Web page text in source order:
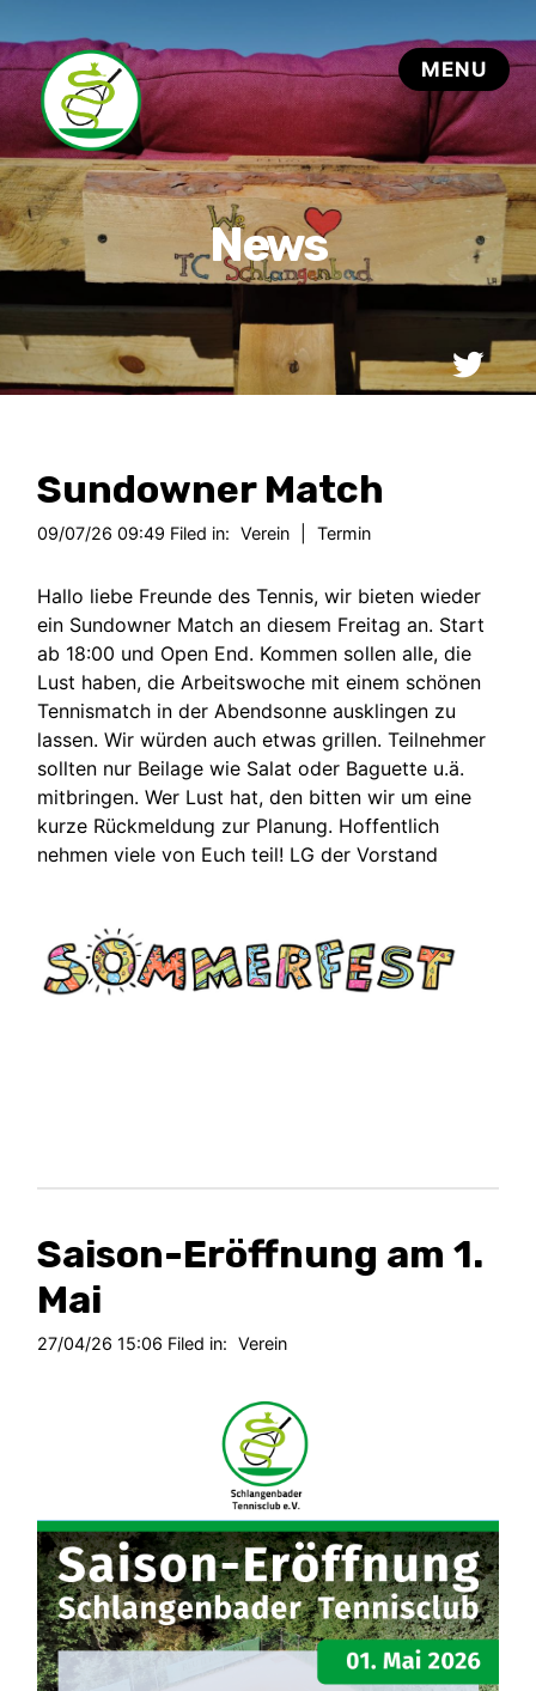
Sundowner Match
09/07/26 09:49 Filed in: Verein Termin
Hallo liebe Freunde des Tennis, wir bieten wieder
ein Sundowner Match an diesem Freitag an. Start
ab 18:00 und Open End. Kommen sollen alle, die
Lust haben, die Arbeitswoche mit einem schönen
Tennismatch in der Abendsonne ausklingen zu
lassen. Wir würden auch etwas grillen. Teilnehmer
sollten nur Beilage wie Salat oder Baguette u.ä.
mitbringen. Wer Lust hat, den bitten wir um eine
kurze Rückmeldung zur Planung. Hoffentlich
nehmen viele von Euch teil! LG der Vorstand
Saison-Eröffnung am 1.
Mai
27/04/26 15:06 Filed in: Verein